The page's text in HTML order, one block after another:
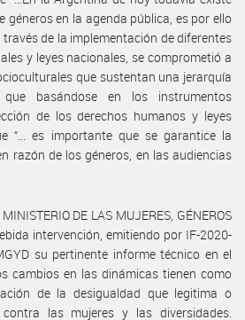
géneros en la agenda pública, es por ello
de la implementación de diferentes
y leyes nacionales, se comprometió a
que sustentan una jerarquía
basándose en los instrumentos
de los derechos humanos y leyes
“... es importante que se garantice la
razón de los géneros, en las audiencias
DE LAS MUJERES, GÉNEROS
intervención, emitiendo por IF-2020-
su pertinente informe técnico en el
cambios en las dinámicas tienen como
de la desigualdad que legitima o
las mujeres y las diversidades.